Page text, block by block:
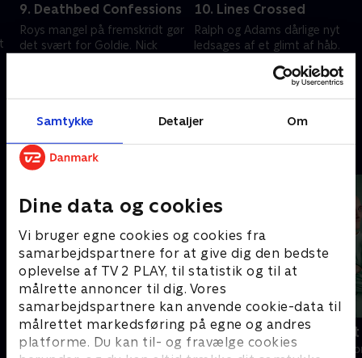
Samtykke Detaljer Om
Dine data og cookies
Vi bruger egne cookies og cookies fra
samarbejdspartnere for at give dig den bedste
oplevelse af TV 2 PLAY, til statistik og til at
målrette annoncer til dig. Vores
samarbejdspartnere kan anvende cookie-data til
målrettet markedsføring på egne og andres
platforme. Du kan til- og fravælge cookies
9. Deathbed Confessions
Roys mangel på fremskridt gør
det svært for Goldie. Nick
1. juli 2021 • 54 min
10. Lines Crossed
Ralph og Adams dårlige nyt
ledsages af et glimt af håb.
mulighed. Nick vil gøre det
1. juli 2021 • 54 min
Andre så også
Happy fucking Pride
Drama • 1 sæsoner
Fake Patient
Drama • 1